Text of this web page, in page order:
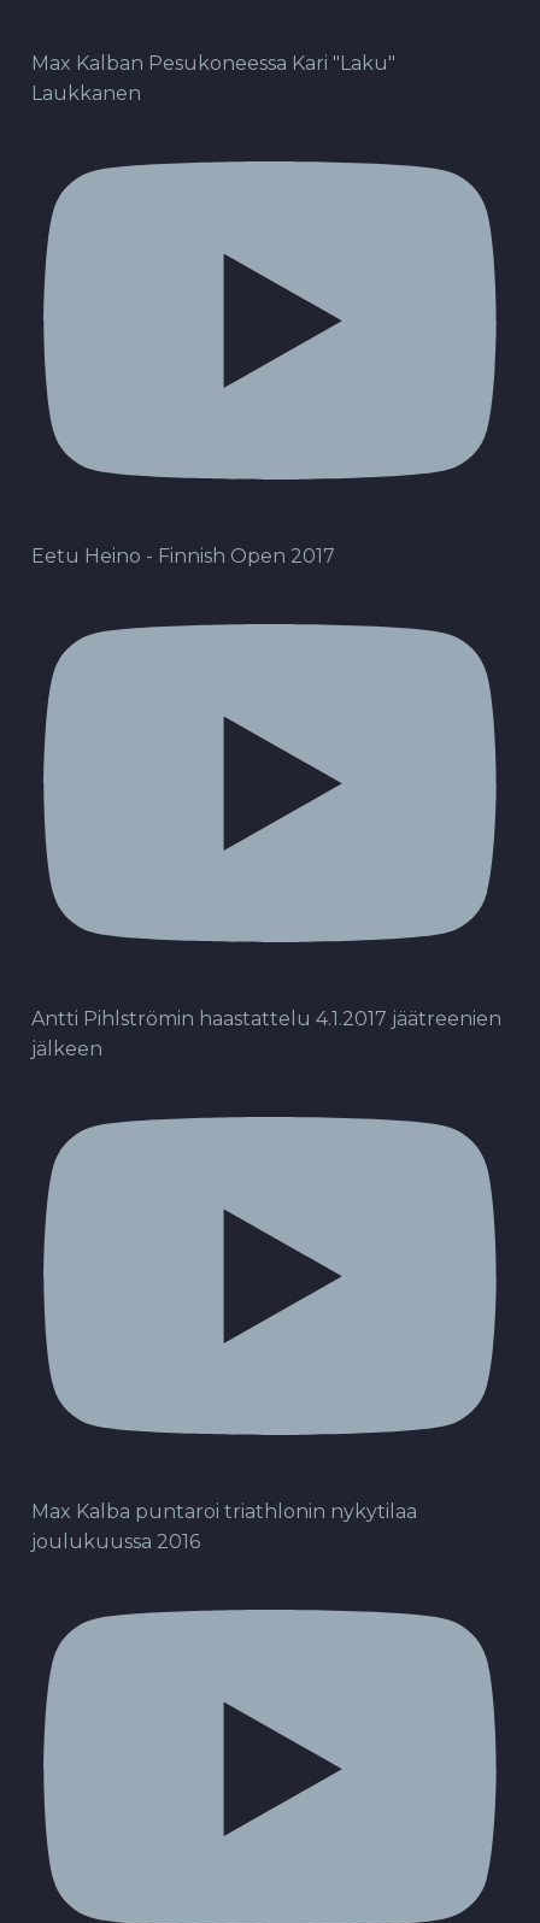
Max Kalban Pesukoneessa Kari "Laku"
Laukkanen
Eetu Heino - Finnish Open 2017
Antti Pihlströmin haastattelu 4.1.2017 jäätreenien
jälkeen
Max Kalba puntaroi triathlonin nykytilaa
joulukuussa 2016